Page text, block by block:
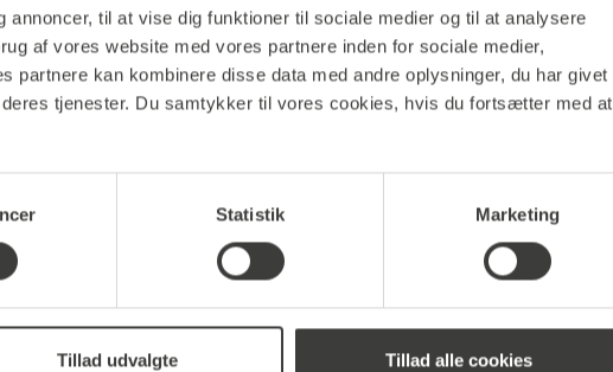
til at vise dig funktioner til sociale medier og til at analysere
af vores website med vores partnere inden for sociale medier,
partnere kan kombinere disse data med andre oplysninger, du har givet
tjenester. Du samtykker til vores cookies, hvis du fortsætter med at
Statistik Marketing
Tillad udvalgte Tillad alle cookies